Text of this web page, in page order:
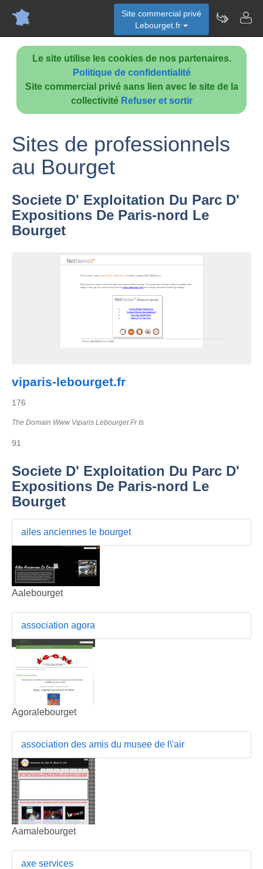
Le site utilise les cookies de nos partenaires.
Politique de confidentialité
Site commercial privé sans lien avec le site de la
collectivité Refuser et sortir
Site commercial privé
Lebourget.fr
Sites de professionnels
au Bourget
Societe D' Exploitation Du Parc D'
Expositions De Paris-nord Le
Bourget
viparis-lebourget.fr
176
The Domain Www Viparis Lebourget Fr Is
91
Societe D' Exploitation Du Parc D'
Expositions De Paris-nord Le
Bourget
ailes anciennes le bourget
Aalebourget
association agora
Agoralebourget
association des amis du musee de l\'air
Aamalebourget
axe services